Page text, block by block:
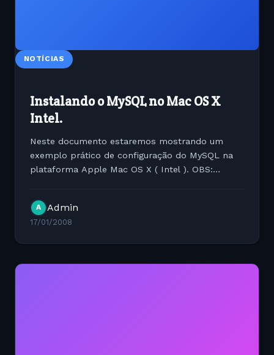
NOTÍCIAS
Instalando o MySQL no Mac OS X
Intel.
Neste documento estaremos mostrando um
exemplo prático de configuração do MySQL na
plataforma Apple Mac OS X ( Intel ). OBS:
pacotes está contigo o...
A Admin
17/01/2008